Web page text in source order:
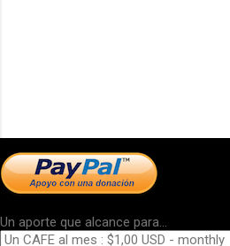
Un aporte que alcance para...